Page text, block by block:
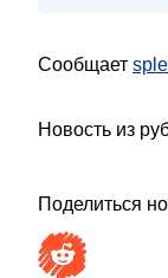
Сообщает
Новость из
Поделиться